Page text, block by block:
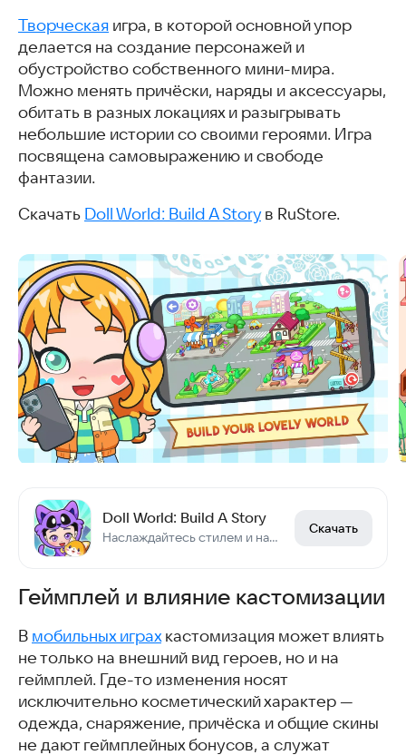
Творческая игра, в которой основной упор
делается на создание персонажей и
обустройство собственного мини-мира.
Можно менять причёски, наряды и аксессуары,
обитать в разных локациях и разыгрывать
небольшие истории со своими героями. Игра
посвящена самовыражению и свободе
фантазии.
Скачать Doll World: Build A Storyв RuStore.
Doll World: Build A Story
Наслаждайтесь стилем и наряд
Скачать
Геймплей и влияние кастомизации
В мобильных играх кастомизация может влиять
не только на внешний вид героев, но и на
геймплей. Где-то изменения носят
исключительно косметический характер —
одежда, снаряжение, причёска и общие скины
не дают геймплейных бонусов, а служат